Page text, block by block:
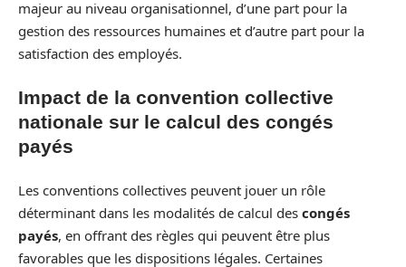
majeur au niveau organisationnel, d’une part pour la
gestion des ressources humaines et d’autre part pour la
satisfaction des employés.
Impact de la convention collective
nationale sur le calcul des congés
payés
Les conventions collectives peuvent jouer un rôle
déterminant dans les modalités de calcul des congés
payés, en offrant des règles qui peuvent être plus
favorables que les dispositions légales. Certaines